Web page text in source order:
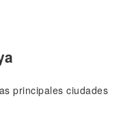
principales ciudades